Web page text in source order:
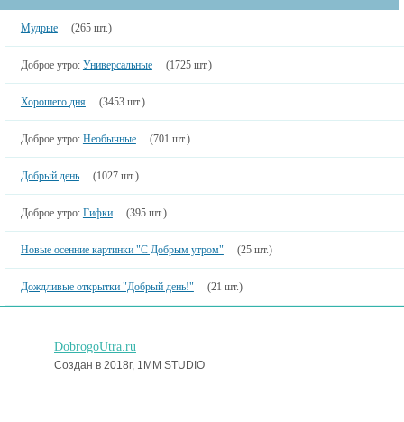
Мудрые (265 шт.)
Доброе утро: Универсальные (1725 шт.)
Хорошего дня (3453 шт.)
Доброе утро: Необычные (701 шт.)
Добрый день (1027 шт.)
Доброе утро: Гифки (395 шт.)
Новые осенние картинки "С Добрым утром" (25 шт.)
Дождливые открытки "Добрый день!" (21 шт.)
DobrogoUtra.ru
Создан в 2018г, 1MM STUDIO